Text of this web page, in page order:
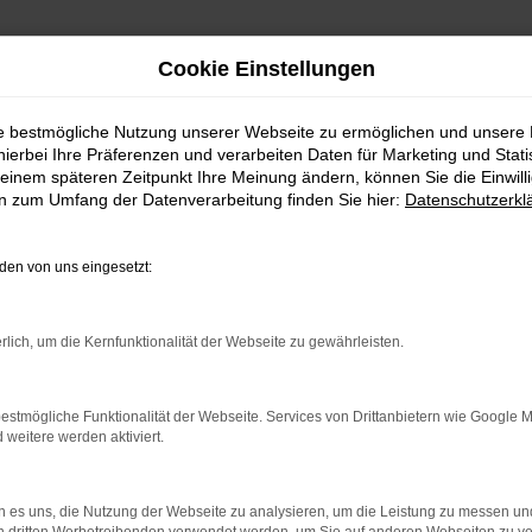
kaufen mit
– jung, gebraucht, für Ulm
du auf Qualität setzen. Besonders günstig
Gebrauchtfahrzeug, das maximal vor einem Jahr
Jahreswagen der aktuellen Modellgeneration
Wir von MeinAuto Gebrauchtwagen sind
Modelle, die aus erster Hand stammen und
Garantie, wenn du das wünschst. Zudem kannst du
somit für die Straßen von Ulm bereit ist.
Cookie Einstellungen
bestmögliche Nutzung unserer Webseite zu ermöglichen und unsere
Ihre Präferenzen und verarbeiten Daten für Marketing und
späteren Zeitpunkt Ihre Meinung ändern, können Sie die
zum Umfang der Datenverarbeitung finden Sie hier:
von uns eingesetzt:
um die Kernfunktionalität der Webseite zu gewährleisten.
Funktionalität der Webseite. Services von Drittanbietern wie Google
weitere werden aktiviert.
es uns, die Nutzung der Webseite zu analysieren, um die Leistung zu messen